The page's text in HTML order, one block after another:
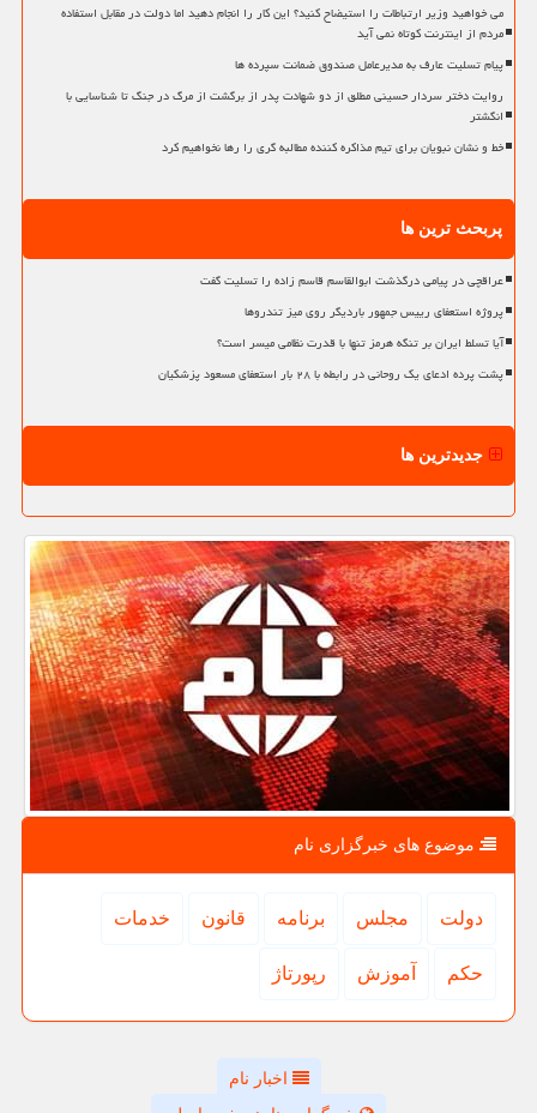
می خواهید وزیر ارتباطات را استیضاح کنید؟ این کار را انجام دهید اما دولت در مقابل استفاده
مردم از اینترنت کوتاه نمی آید
پیام تسلیت عارف به مدیرعامل صندوق ضمانت سپرده ها
روایت دختر سردار حسینی مطلق از دو شهادت پدر از برگشت از مرگ در جنگ تا شناسایی با
انگشتر
خط و نشان نبویان برای تیم مذاکره کننده مطالبه گری را رها نخواهیم کرد
پربحث ترین ها
عراقچی در پیامی درگذشت ابوالقاسم قاسم زاده را تسلیت گفت
پروژه استعفای رییس جمهور باردیگر روی میز تندروها
آیا تسلط ایران بر تنگه هرمز تنها با قدرت نظامی میسر است؟
پشت پرده ادعای یک روحانی در رابطه با ۲۸ بار استعفای مسعود پزشکیان
جدیدترین ها
موضوع های خبرگزاری نام
دولت مجلس برنامه قانون خدمات
حكم آموزش رپورتاژ
اخبار نام